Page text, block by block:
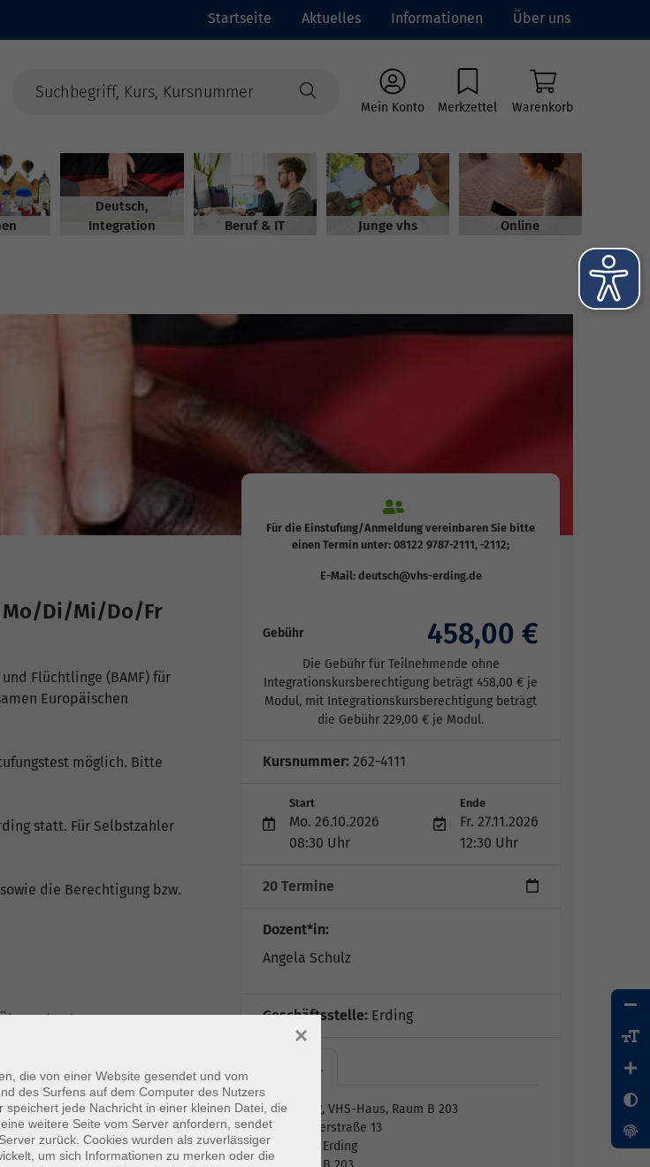
Startseite Aktuelles Informationen Über uns
Mein Konto Merkzettel Warenkorb
Deutsch,
Integration
Beruf & IT Junge vhs Online
Mo/Di/Mi/Do/Fr
Flüchtlinge (BAMF) für
Europäischen
möglich. Bitte
statt. Für Selbstzahler
die Berechtigung bzw.
Für die Einstufung/Anmeldung vereinbaren Sie bitte
einen Termin unter: 08122 9787-2111, -2112;
E-Mail: deutsch@vhs-erding.de
Gebühr 458,00 €
Die Gebühr für Teilnehmende ohne
Integrationskursberechtigung beträgt 458,00 € je
Modul, mit Integrationskursberechtigung beträgt
die Gebühr 229,00 € je Modul.
Kursnummer: 262-4111
Start
Mo. 26.10.2026
08:30 Uhr
Ende
Fr. 27.11.2026
12:30 Uhr
20 Termine
Dozent*in:
Angela Schulz
Geschäftsstelle: Erding
Erding,…
Erding, VHS-Haus, Raum B 203
Lethnerstraße 13
85435 Erding
die von einer Website gesendet und vom
des Surfens auf dem Computer des Nutzers
jede Nachricht in einer kleinen Datei, die
weitere Seite vom Server anfordern, sendet
zurück. Cookies wurden als zuverlässiger
um sich Informationen zu merken oder die
×